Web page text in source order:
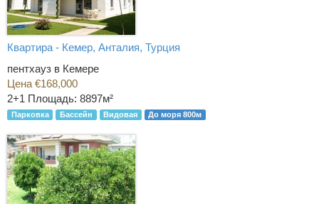
Квартира - Кемер, Анталия, Турция
пентхауз в Кемере
Цена €168,000
2+1 Площадь: 8897м²
Парковка Бассейн Видовая До моря 800м